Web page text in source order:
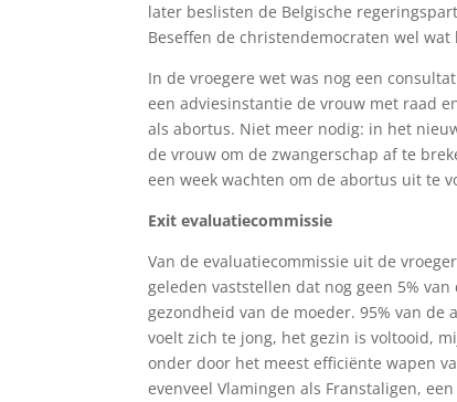
later beslisten de Belgische
Beseffen de christendemocraten wel wat
In de vroegere wet was nog een
een adviesinstantie de vrouw met raad
als abortus. Niet meer nodig: in het
de vrouw om de zwangerschap af te
een week wachten om de abortus uit te
Exit evaluatiecommissie
Van de evaluatiecommissie uit de
geleden vaststellen dat nog geen 5%
gezondheid van de moeder. 95% van de
voelt zich te jong, het gezin is voltooid,
onder door het meest efficiënte wapen
evenveel Vlamingen als Franstaligen,